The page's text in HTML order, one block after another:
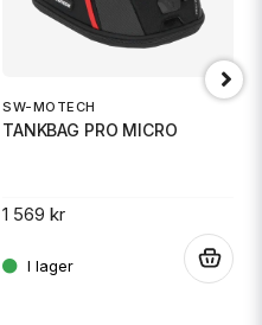
SW-MOTECH
TANKBAG PRO MICRO
1 569 kr